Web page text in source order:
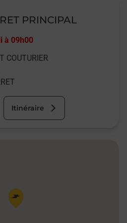
PRINCIPAL
à 09h00
COUTURIER
Itinéraire
Pin de la carte